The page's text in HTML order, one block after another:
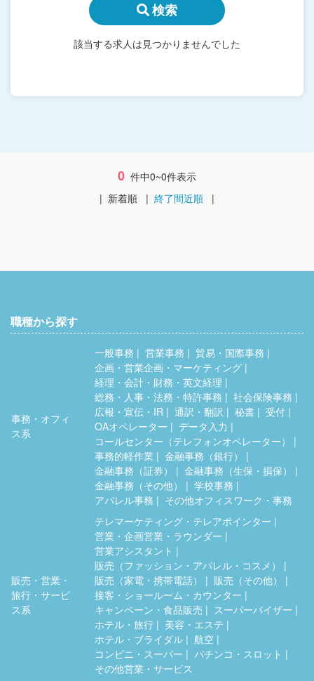
検索
該当する求人は見つかりませんでした
0 件中0~0件表示
| 新着順 | 終了間近順 |
職種から探す
事務・オフィ
ス系
一般事務 営業事務
貿易・国際事務
企画・営業企画・マーケティング
経理・会計・財務・英文経理
総務・人事・法務・特許事務
社会保険事務
広報・宣伝・IR
通訳・翻訳 秘書
受付
OAオペレーター
データ入力
コールセンター（テレフォンオペレーター）
事務的軽作業
金融事務（銀行）
金融事務（証券）
金融事務（生保・損保）
金融事務（その他）
学校事務
アパレル事務
その他オフィスワーク・事務
販売・営業・
旅行・サービ
ス系
テレマーケティング・テレアポインター
営業・企画営業・ラウンダー
営業アシスタント
販売（ファッション・アパレル・コスメ）
販売（家電・携帯電話）
販売（その他）
接客・ショールーム・カウンター
キャンペーン・食品販売
スーパーバイザー
ホテル・旅行
美容・エステ
ホテル・ブライダル
航空
コンビニ・スーパー
パチンコ・スロット
その他営業・サービス